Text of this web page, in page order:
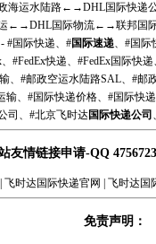
海运水陆路←→DHL国际快递
←→DHL国际物流←→联邦国
- #国际快递、#国际速递、#国际
#FedEx快递、#FedEx国际快
、#邮政空运水陆路SAL、#
、#国际快递价格、#国际快
司、#北京飞时达国际快递公司
友情链接申请-QQ
飞时达国际快递官网 飞时达国
免责声明：